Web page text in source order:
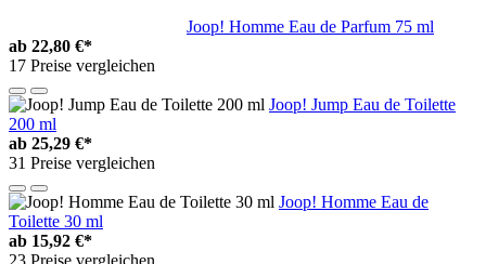
Joop! Homme Eau de Parfum 75 ml
ab 22,80 €*
17 Preise vergleichen
Joop! Jump Eau de Toilette
200 ml
ab 25,29 €*
31 Preise vergleichen
Joop! Homme Eau de
Toilette 30 ml
ab 15,92 €*